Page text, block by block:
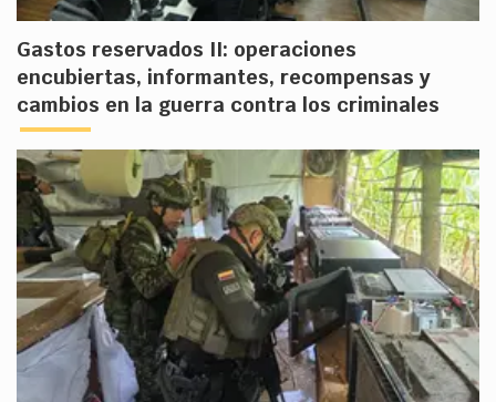
Gastos reservados II: operaciones
encubiertas, informantes, recompensas y
cambios en la guerra contra los criminales